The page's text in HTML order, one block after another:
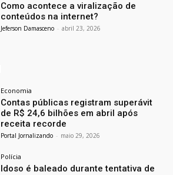
Como acontece a viralização de
conteúdos na internet?
Jeferson Damasceno - abril 23, 2026
Economia
Contas públicas registram superávit
de R$ 24,6 bilhões em abril após
receita recorde
Portal Jornalizando - maio 29, 2026
Polícia
Idoso é baleado durante tentativa de